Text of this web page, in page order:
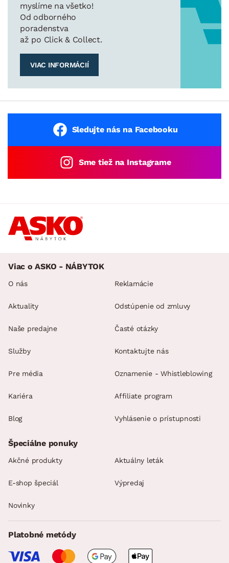
myslíme na všetko!
Od odborného
poradenstva
až po Click & Collect.
VIAC INFORMÁCIÍ
Sledujte nás na Facebooku
Sme tiež na Instagrame
Viac o ASKO - NÁBYTOK
O nás
Aktuality
Naše predajne
Služby
Pre média
Kariéra
Blog
Reklamácie
Odstúpenie od zmluvy
Časté otázky
Kontaktujte nás
Oznamenie - Whistleblowing
Affiliate program
Vyhlásenie o prístupnosti
Špeciálne ponuky
Akčné produkty Aktuálny leták
E-shop špeciál Výpredaj
Novinky
Platobné metódy